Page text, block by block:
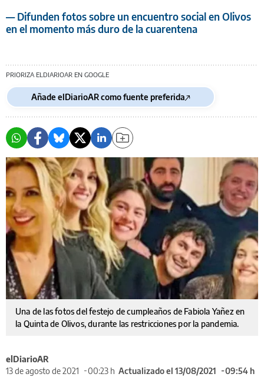
— Difunden fotos sobre un encuentro social en Olivos
en el momento más duro de la cuarentena
PRIORIZA ELDIARIOAR EN GOOGLE
Añade elDiarioAR como fuente preferida
Una de las fotos del festejo de cumpleaños de Fabiola Yañez en
la Quinta de Olivos, durante las restricciones por la pandemia.
elDiarioAR
13 de agosto de 2021
00:23 h Actualizado el 13/08/2021
09:54 h